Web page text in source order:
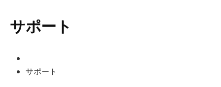
サポート
サポート